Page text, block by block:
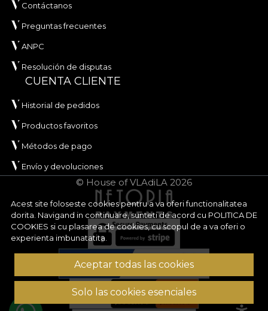
Acest site foloseste cookies pentru a va oferi functionalitatea
dorita. Navigand in continuare, sunteti de acord cu POLITICA DE
COOKIES si cu plasarea de cookies, cu scopul de a va oferi o
experienta imbunatatita.
Aceptar todas las cookies
Solo las cookies esenciales
Contáctanos
Preguntas frecuentes
ANPC
Resolución de disputas
CUENTA CLIENTE
Historial de pedidos
Productos favoritos
Métodos de pago
Envío y devoluciones
© House of VLAdiLA 2026